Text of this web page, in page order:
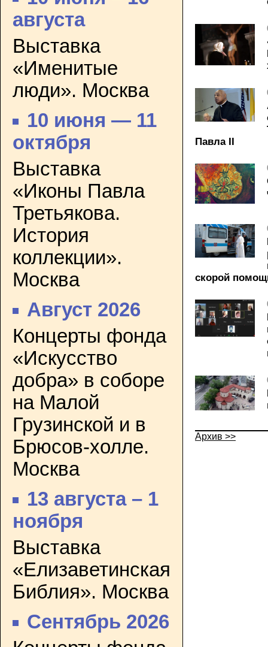
августа
Выставка
«Именитые
люди». Москва
10 июня — 11
октября
Выставка
«Иконы Павла
Третьякова.
История
коллекции».
Москва
Август 2026
Концерты фонда
«Искусство
добра» в соборе
на Малой
Грузинской и в
Брюсов-холле.
Москва
13 августа – 1
ноября
Выставка
«Елизаветинская
Библия». Москва
Сентябрь 2026
Павла II
скорой
Архив >>